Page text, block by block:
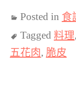
Posted in 食
Tagged 料理,
五花肉, 脆皮